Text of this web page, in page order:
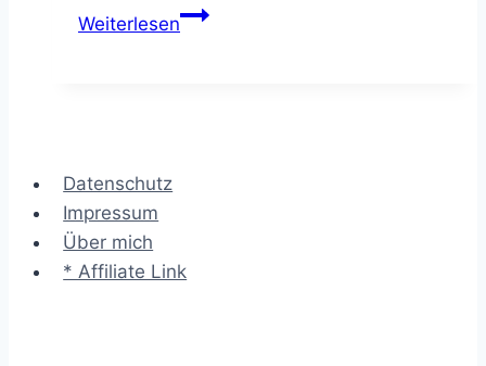
WeiterlesenLeser.fragen
werden?
Datenschutz
Impressum
Über mich
* Affiliate Link